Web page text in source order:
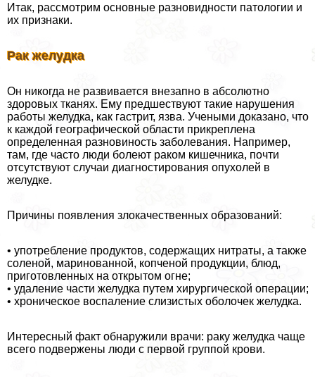
Итак, рассмотрим основные разновидности патологии и
их признаки.
Рак желудка
Он никогда не развивается внезапно в абсолютно
здоровых тканях. Ему предшествуют такие нарушения
работы желудка, как гастрит, язва. Учеными доказано, что
к каждой географической области прикреплена
определенная разновиность заболевания. Например,
там, где часто люди болеют paком кишечника, почти
отсутствуют случаи диагностирования опухолей в
желудке.
Причины появления злокачественных образований:
• употрeбление продуктов, содержащих нитраты, а также
соленой, маринованной, копченой продукции, блюд,
приготовленных на открытом огне;
• удаление части желудка путем хирургической операции;
• хроническое воспаление слизистых оболочек желудка.
Интересный факт обнаружили врачи: paку желудка чаще
всего подвержены люди с первой группой крови.